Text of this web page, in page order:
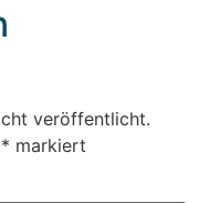
veröffentlicht.
* markiert